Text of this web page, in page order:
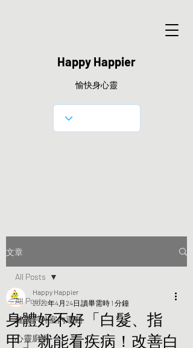
Happy Happier
愉快身心靈
文章
All Posts
健康戶外室內運動
心靈廚湯
All Posts
身體好不好「白髮、指
甲」就能看疾病！改善白
Happy Happier
2022年4月24日 讀畢需時 1 分鐘